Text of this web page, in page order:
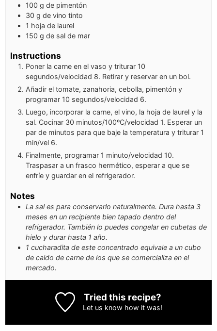
100 g de pimentón
30 g de vino tinto
1 hoja de laurel
150 g de sal de mar
Instructions
Poner la carne en el vaso y triturar 10
segundos/velocidad 8. Retirar y reservar en un bol.
Añadir el tomate, zanahoria, cebolla, pimentón y
programar 10 segundos/velocidad 6.
Luego, incorporar la carne, el vino, la hoja de laurel y la
sal. Cocinar 30 minutos/100ºC/velocidad 1. Esperar un
par de minutos para que baje la temperatura y triturar 1
min/vel 6.
Finalmente, programar 1 minuto/velocidad 10.
Traspasar a un frasco hermético, esperar a que se
enfríe y guardar en el refrigerador.
Notes
La sal es para conservarlo naturalmente. Dura hasta 3
meses en un recipiente bien tapado dentro del
refrigerador. También lo puedes congelar en cubetas de
hielo y durar hasta 1 año.
1 cucharadita de este concentrado equivale a un cubo
de caldo de carne de los que se comercializa en el
mercado.
Tried this recipe?
Let us know how it was!